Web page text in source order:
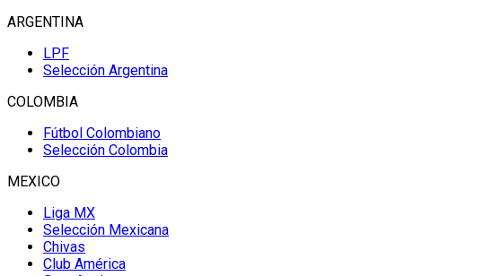
ARGENTINA
LPF
Selección Argentina
COLOMBIA
Fútbol Colombiano
Selección Colombia
MEXICO
Liga MX
Selección Mexicana
Chivas
Club América